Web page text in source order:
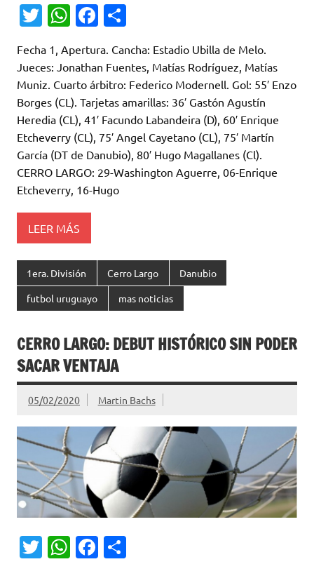
T
it
te
r
W
at
s
A
p
p
Fa
e
b
o
o
k
m
p
ar
ti
r
Fecha 1, Apertura. Cancha: Estadio Ubilla de Melo.
Jueces: Jonathan Fuentes, Matías Rodríguez, Matías
Muniz. Cuarto árbitro: Federico Modernell. Gol: 55′ Enzo
Borges (CL). Tarjetas amarillas: 36′ Gastón Agustín
Heredia (CL), 41′ Facundo Labandeira (D), 60′ Enrique
Etcheverry (CL), 75′ Angel Cayetano (CL), 75′ Martín
García (DT de Danubio), 80′ Hugo Magallanes (Cl).
CERRO LARGO: 29-Washington Aguerre, 06-Enrique
Etcheverry, 16-Hugo
LEER MÁS
1era. División Cerro Largo Danubio
futbol uruguayo mas noticias
CERRO LARGO: DEBUT HISTÓRICO SIN PODER
SACAR VENTAJA
05/02/2020 Martin Bachs
T
W Fa